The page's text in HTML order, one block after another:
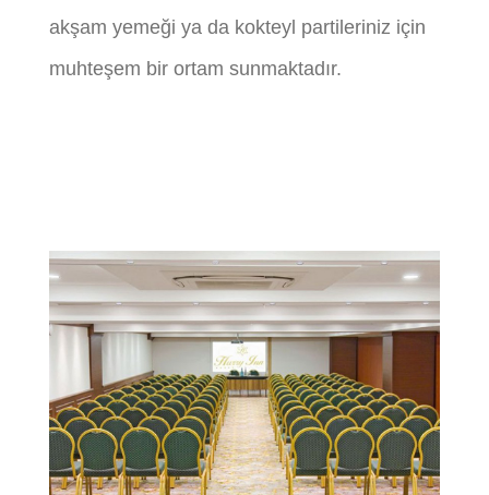
akşam yemeği ya da kokteyl partileriniz için
muhteşem bir ortam sunmaktadır.